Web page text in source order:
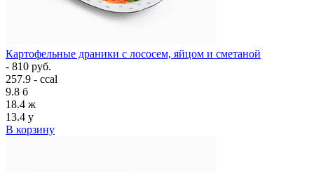
Картофельные драники с лососем, яйцом и сметаной
- 810 руб.
257.9 - ccal
9.8 б
18.4 ж
13.4 у
В корзину